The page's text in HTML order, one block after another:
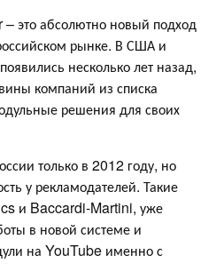
это абсолютно новый подход
рынке. В США и
несколько лет назад,
компаний из списка
решения для своих
только в 2012 году, но
у рекламодателей. Такие
и Baccardi-Martini, уже
в новой системе и
на YouTube именно с